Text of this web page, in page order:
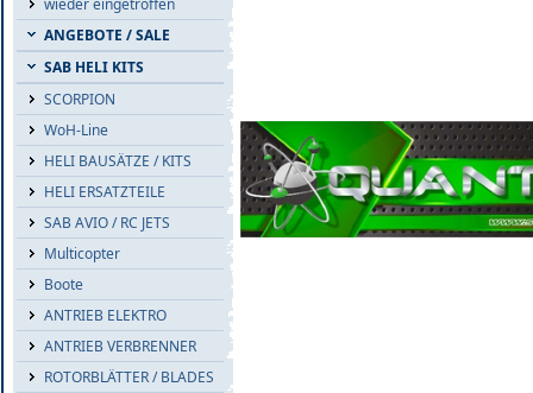
wieder eingetroffen
ANGEBOTE / SALE
SAB HELI KITS
SCORPION
WoH-Line
HELI BAUSÄTZE / KITS
HELI ERSATZTEILE
SAB AVIO / RC JETS
Multicopter
Boote
ANTRIEB ELEKTRO
ANTRIEB VERBRENNER
ROTORBLÄTTER / BLADES